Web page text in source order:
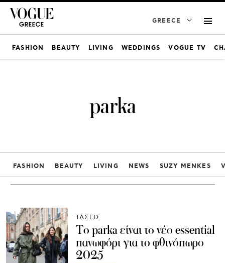
GREECE
FASHION BEAUTY LIVING WEDDINGS VOGUE TV
parka
FASHION BEAUTY LIVING NEWS SUZY MENKES
ΤΑΣΕΙΣ
Το parka είναι το νέο essential
πανωφόρι για το φθινόπωρο
2025